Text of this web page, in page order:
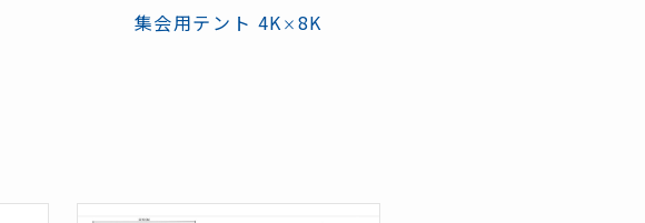
集会用テント 4K× 8K